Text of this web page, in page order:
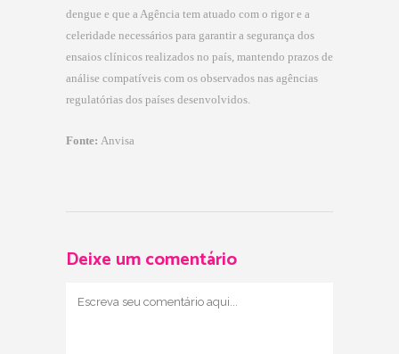
dengue e que a Agência tem atuado com o rigor e a
celeridade necessários para garantir a segurança dos
ensaios clínicos realizados no país, mantendo prazos de
análise compatíveis com os observados nas agências
regulatórias dos países desenvolvidos.
Fonte: Anvisa
Deixe um comentário